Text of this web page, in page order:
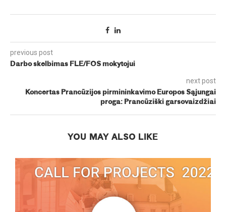
previous post
Darbo skelbimas FLE/FOS mokytojui
next post
Koncertas Prancūzijos pirmininkavimo Europos Sąjungai
proga: Prancūziški garsovaizdžiai
YOU MAY ALSO LIKE